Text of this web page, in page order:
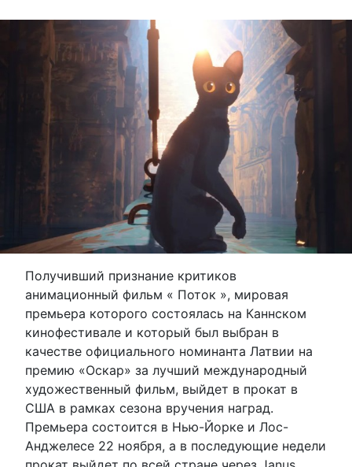
Получивший признание критиков
анимационный фильм « Поток », мировая
премьера которого состоялась на Каннском
кинофестивале и который был выбран в
качестве официального номинанта Латвии на
премию «Оскар» за лучший международный
художественный фильм, выйдет в прокат в
США в рамках сезона вручения наград.
Премьера состоится в Нью-Йорке и Лос-
Анджелесе 22 ноября, а в последующие недели